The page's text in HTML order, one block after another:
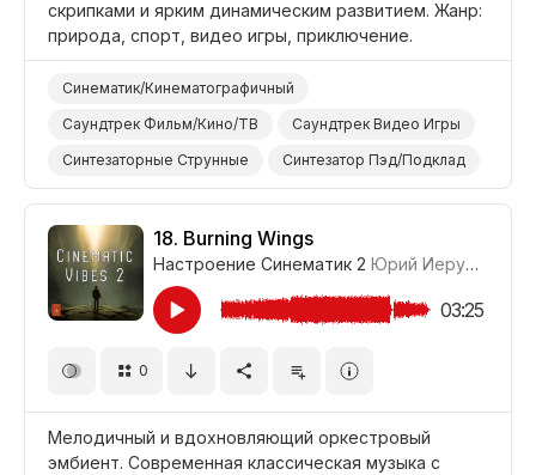
скрипками и ярким динамическим развитием. Жанр:
природа, спорт, видео игры, приключение.
Синематик/Кинематографичный
Саундтрек Фильм/Кино/ТВ
Саундтрек Видео Игры
Синтезаторные Струнные
Синтезатор Пэд/Подклад
Синтезатор Клавишные/Лиды
Голосовой/Вокальный Эффект
Романтический
Мягкий
Вдохновляющий
Жизнерадостный/Яркий
Видео Игры
Спорт
Фильм Приключение
18. Burning Wings
Настроение Синематик 2 Юрий Иерусалимов
03:25
0
Мелодичный и вдохновляющий оркестровый
эмбиент. Современная классическая музыка с